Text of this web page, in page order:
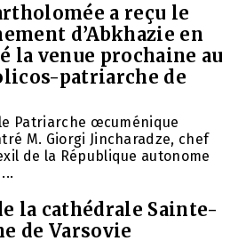
a reçu le
d’Abkhazie en
la venue prochaine au
patriarche de
Patriarche œcuménique
M. Giorgi Jincharadze, chef
de la République autonome
la cathédrale Sainte-
de Varsovie